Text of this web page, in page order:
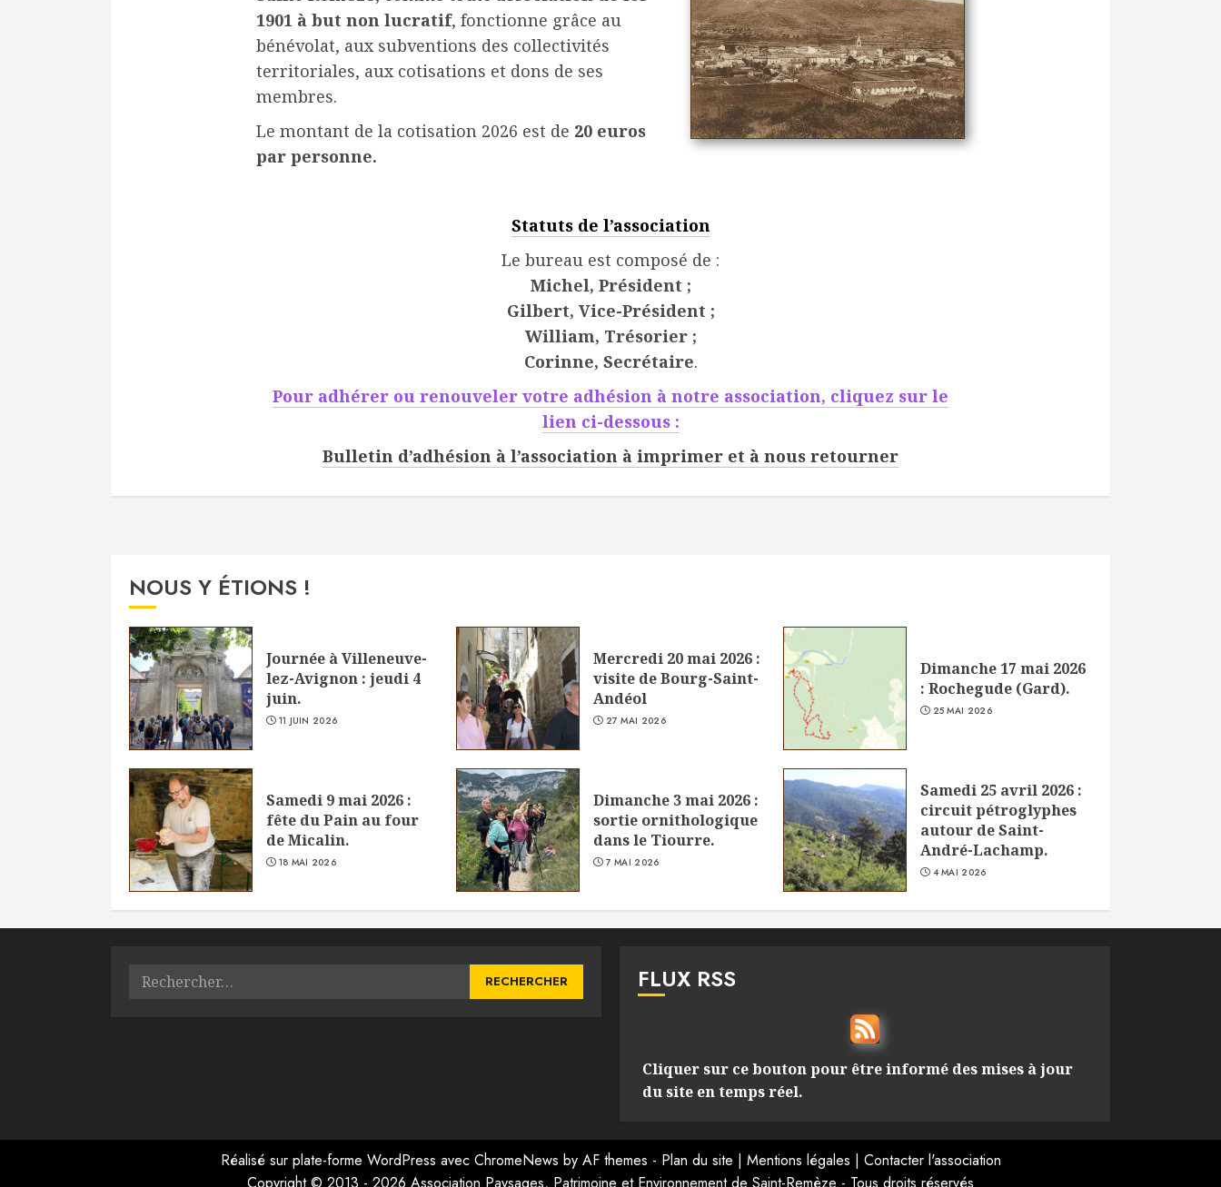
1901 à but non lucratif, fonctionne grâce au
bénévolat, aux subventions des collectivités
territoriales, aux cotisations et dons de ses
membres.
Le montant de la cotisation 2026 est de 20 euros
par personne.
Statuts de l’association
Le bureau est composé de :
Michel, Président ;
Gilbert, Vice-Président ;
William, Trésorier ;
Corinne, Secrétaire.
Pour adhérer ou renouveler votre adhésion à notre association, cliquez sur le
lien ci-dessous :
Bulletin d’adhésion à l’association à imprimer et à nous retourner
NOUS Y ÉTIONS !
Journée à Villeneuve-
lez-Avignon : jeudi 4
juin.
11 JUIN 2026
Mercredi 20 mai 2026 :
visite de Bourg-Saint-
Andéol
27 MAI 2026
Dimanche 17 mai 2026
: Rochegude (Gard).
25 MAI 2026
Samedi 9 mai 2026 :
fête du Pain au four
de Micalin.
18 MAI 2026
Dimanche 3 mai 2026 :
sortie ornithologique
dans le Tiourre.
7 MAI 2026
Samedi 25 avril 2026 :
circuit pétroglyphes
autour de Saint-
André-Lachamp.
4 MAI 2026
Rechercher : FLUX RSS
Cliquer sur ce bouton pour être informé des mises à jour
du site en temps réel.
Réalisé sur plate-forme WordPress avec ChromeNews by AF themes - Plan du site | Mentions légales | Contacter l'association
Copyright © 2013 - 2026 Association Paysages, Patrimoine et Environnement de Saint-Remèze - Tous droits réservés